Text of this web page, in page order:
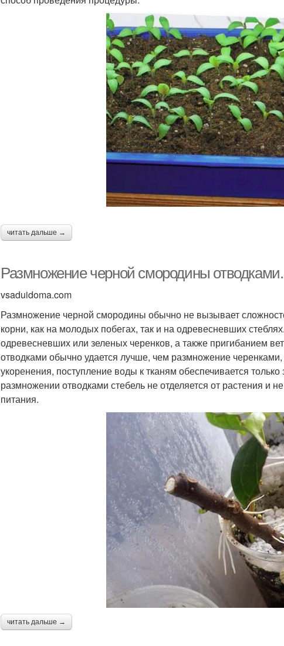
читать дальше →
Размножение черной смородины
vsaduidoma.com
Размножение черной смородины обычно не вызывает
корни, как на молодых побегах, так и на одревесневших
одревесневших или зеленых черенков, а также пригибанием
отводками обычно удается лучше, чем размножение
укоренения, поступление воды к тканям обеспечивается
размножении отводками стебель не отделяется от растения и
питания.
читать дальше →